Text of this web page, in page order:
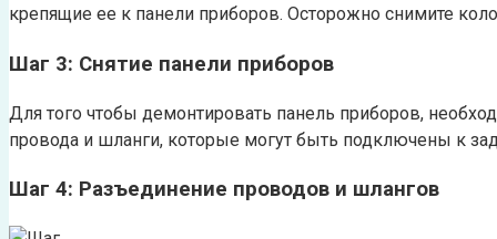
крепящие ее к панели приборов. Осторожно снимите
Шаг 3: Снятие панели приборов
Для того чтобы демонтировать панель приборов,
провода и шланги, которые могут быть подключены к
Шаг 4: Разъединение проводов и шлангов